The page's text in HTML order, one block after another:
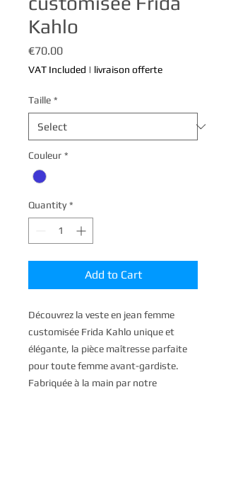
Kahlo
€70.00Price
VAT Included | livraison offerte
Taille *
Couleur *
Quantity *
Add to Cart
Découvrez la veste en jean femme
customisée Frida Kahlo unique et
élégante, la pièce maîtresse parfaite
pour toute femme avant-gardiste.
Fabriquée à la main par notre